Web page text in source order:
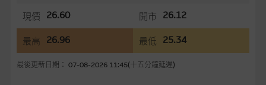
現價 26.60 開市 26.12
最高 26.96 最低 25.34
最後更新日期： 07-08-2026 11:45(十五分鐘延遲)
知。
數而預備的，不構成我們提出的意見。所用假設及參數並非唯一